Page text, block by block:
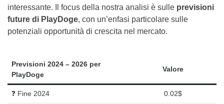
interessante. Il focus della nostra analisi è sulle previsioni
future di PlayDoge, con un’enfasi particolare sulle
potenziali opportunità di crescita nel mercato.
Previsioni 2024 – 2026 per
PlayDoge
Valore
❓ Fine 2024 0.02$